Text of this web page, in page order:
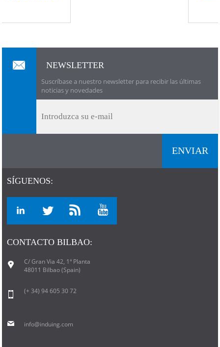
NEWSLETTER
Suscríbase a nuestro newsletter para recibir las últimas
noticias y novedades
SÍGUENOS:
CONTACTO BILBAO:
C/ Gran Via 42, 1ª Planta
48011 Bilbao (Spain)
(+ 34) 94 605 30 72
info@induing.com